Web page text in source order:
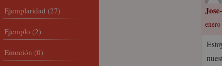
Ejemplaridad (27)
Ejemplo (2)
Emoción (0)